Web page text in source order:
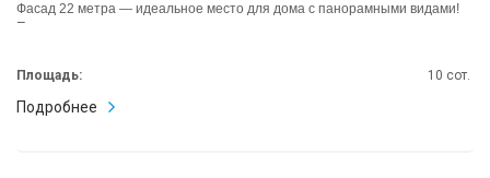
Фасад 22 метра — идеальное место для дома с панорамными видами!
Преимущества
Площадь:
10 сот.
Подробнее